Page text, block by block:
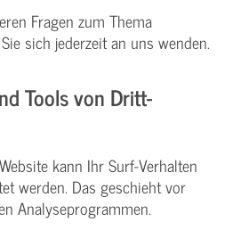
Fragen zum Thema
sich jederzeit an uns wenden.
Tools von Dritt­
kann Ihr Surf-Verhalten
werden. Das geschieht vor
Analyseprogrammen.